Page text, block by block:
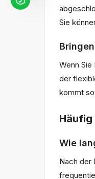
Sie
Wenn
der
kommt
Häufig
Wie
Nach der